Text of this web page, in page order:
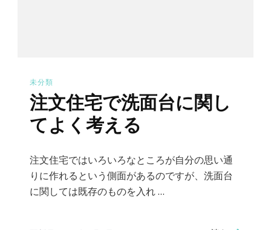
未分類
注文住宅で洗面台に関し
てよく考える
注文住宅ではいろいろなところが自分の思い通
りに作れるという側面があるのですが、洗面台
に関しては既存のものを入れ …